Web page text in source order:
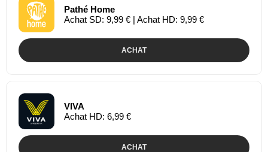
Pathé Home
Achat SD: 9,99 € | Achat HD: 9,99 €
ACHAT
VIVA
Achat HD: 6,99 €
ACHAT